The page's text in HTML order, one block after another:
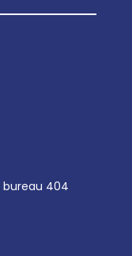
bureau 404